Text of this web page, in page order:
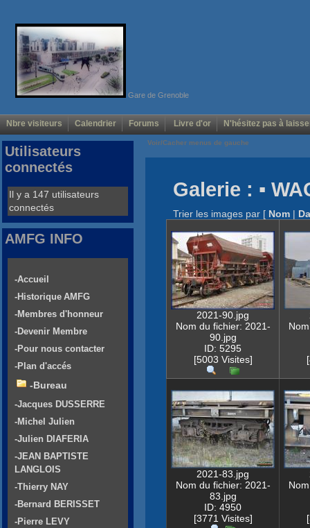
Gare de Grenoble
Nbre visiteurs Calendrier Forums Livre d'or N'hésitez pas à
Voir/Cacher menus de gauche
Galerie : ▪
Trier les images par [ Nom |
2021-90.jpg
Nom du fichier: 2021-
90.jpg
ID: 5295
[5003 Visites]
2021-83.jpg
Nom du fichier: 2021-
83.jpg
ID: 4950
[3771 Visites]
Utilisateurs
connectés
Il y a 147 utilisateurs
connectés
AMFG INFO
-Accueil
-Historique AMFG
-Membres d'honneur
-Devenir Membre
-Pour nous contacter
-Plan d'accés
-Bureau
-Jacques DUSSERRE
-Michel Julien
-Julien DIAFERIA
-JEAN BAPTISTE
LANGLOIS
-Thierry NAY
-Bernard BERISSET
-Pierre LEVY